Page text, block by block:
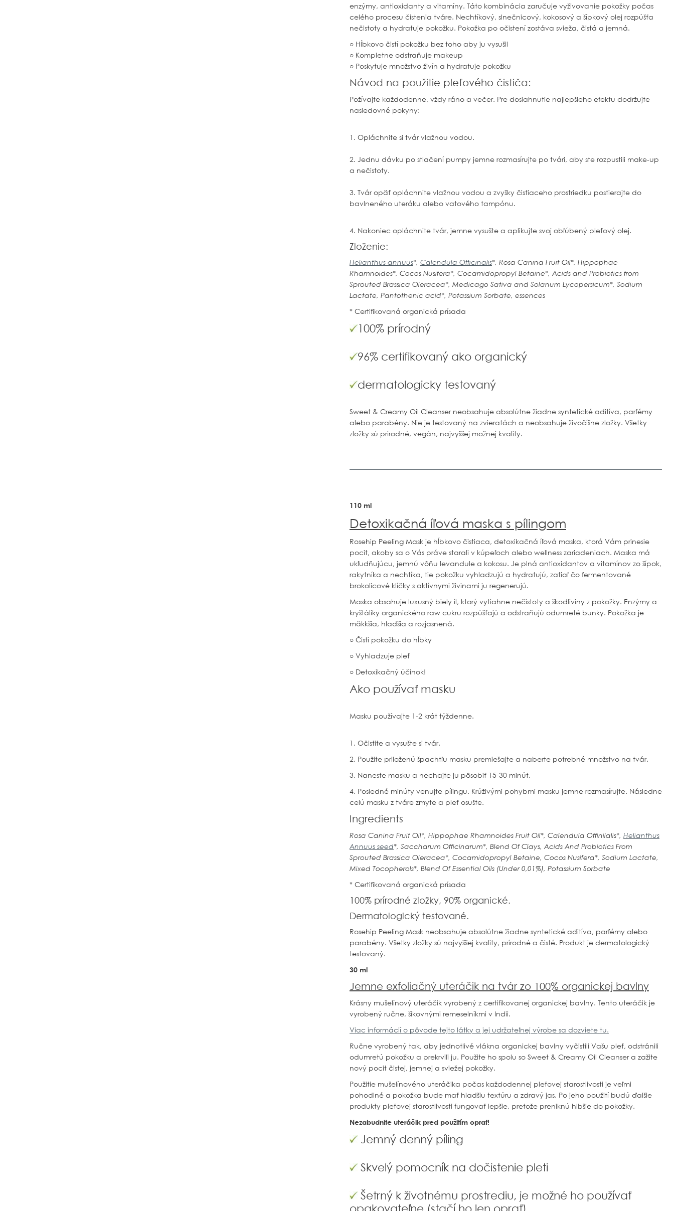
enzýmy, antioxidanty a vitamíny. Táto kombinácia zaručuje vyživovanie pokožky počas
celého procesu čistenia tváre. Nechtíkový, slnečnicový, kokosový a šípkový olej rozpúšťa
nečistoty a hydratuje pokožku. Pokožka po očistení zostáva svieža, čistá a jemná.
○ Hĺbkovo čistí pokožku bez toho aby ju vysušil
○ Kompletne odstraňuje makeup
○ Poskytuje množstvo živín a hydratuje pokožku
Návod na použitie pleťového čističa:
Požívajte každodenne, vždy ráno a večer. Pre dosiahnutie najlepšieho efektu dodržujte
nasledovné pokyny:
1. Opláchnite si tvár vlažnou vodou.
2. Jednu dávku po stlačení pumpy jemne rozmasírujte po tvári, aby ste rozpustili make-up
a nečistoty.
3. Tvár opäť opláchnite vlažnou vodou a zvyšky čistiaceho prostriedku postierajte do
bavlneného uteráku alebo vatového tampónu.
4. Nakoniec opláchnite tvár, jemne vysušte a aplikujte svoj obľúbený pleťový olej.
Zloženie:
Helianthus annuus*, Calendula Officinalis*, Rosa Canina Fruit Oil*, Hippophae
Rhamnoides*, Cocos Nusifera*, Cocamidopropyl Betaine*, Acids and Probiotics from
Sprouted Brassica Oleracea*, Medicago Sativa and Solanum Lycopersicum*, Sodium
Lactate, Pantothenic acid*, Potassium Sorbate, essences
* Certifikovaná organická prísada
100% prírodný
96% certifikovaný ako organický
dermatologicky testovaný
Sweet & Creamy Oil Cleanser neobsahuje absolútne žiadne syntetické aditíva, parfémy
alebo parabény. Nie je testovaný na zvieratách a neobsahuje živočíšne zložky. Všetky
zložky sú prírodné, vegán, najvyššej možnej kvality.
110 ml
Detoxikačná íľová maska s pílingom
Rosehip Peeling Mask je hĺbkovo čistiaca, detoxikačná íľová maska, ktorá Vám prinesie
pocit, akoby sa o Vás práve starali v kúpeľoch alebo wellness zariadeniach. Maska má
ukľudňujúcu, jemnú vôňu levandule a kokosu. Je plná antioxidantov a vitamínov zo šípok,
rakytníka a nechtíka, tie pokožku vyhladzujú a hydratujú, zatiaľ čo fermentované
brokolicové klíčky s aktívnymi živinami ju regenerujú.
Maska obsahuje luxusný biely íl, ktorý vytiahne nečistoty a škodliviny z pokožky. Enzýmy a
kryštáliky organického raw cukru rozpúšťajú a odstraňujú odumreté bunky. Pokožka je
mäkkšia, hladšia a rozjasnená.
○ Čistí pokožku do hĺbky
○ Vyhladzuje pleť
○ Detoxikačný účinok!
Ako používať masku
Masku používajte 1-2 krát týždenne.
1. Očistite a vysušte si tvár.
2. Použite priloženú špachtľu masku premiešajte a naberte potrebné množstvo na tvár.
3. Naneste masku a nechajte ju pôsobiť 15-30 minút.
4. Posledné minúty venujte pílingu. Krúživými pohybmi masku jemne rozmasírujte. Následne
celú masku z tváre zmyte a pleť osušte.
Ingredients
Rosa Canina Fruit Oil*, Hippophae Rhamnoides Fruit Oil*, Calendula Offinilalis*, Helianthus
Annuus seed*, Saccharum Officinarum*, Blend Of Clays, Acids And Probiotics From
Sprouted Brassica Oleracea*, Cocamidopropyl Betaine, Cocos Nusifera*, Sodium Lactate,
Mixed Tocopherols*, Blend Of Essential Oils (Under 0,01%), Potassium Sorbate
* Certifikovaná organická prísada
100% prírodné zložky, 90% organické.
Dermatologický testované.
Rosehip Peeling Mask neobsahuje absolútne žiadne syntetické aditíva, parfémy alebo
parabény. Všetky zložky sú najvyššej kvality, prírodné a čisté. Produkt je dermatologický
testovaný.
30 ml
Jemne exfoliačný uteráčik na tvár zo 100% organickej bavlny
Krásny mušelínový uteráčik vyrobený z certifikovanej organickej bavlny. Tento uteráčik je
vyrobený ručne, šikovnými remeselníkmi v Indii.
Viac informácií o pôvode tejto látky a jej udržateľnej výrobe sa dozviete tu.
Ručne vyrobený tak, aby jednotlivé vlákna organickej bavlny vyčistili Vašu pleť, odstránili
odumretú pokožku a prekrvili ju. Použite ho spolu so Sweet & Creamy Oil Cleanser a zažite
nový pocit čistej, jemnej a sviežej pokožky.
Použitie mušelínového uteráčika počas každodennej pleťovej starostlivosti je veľmi
pohodlné a pokožka bude mať hladšiu textúru a zdravý jas. Po jeho použití budú ďalšie
produkty pleťovej starostlivosti fungovať lepšie, pretože preniknú hlbšie do pokožky.
Nezabudnite uteráčik pred použitím oprať!
Jemný denný píling
Skvelý pomocník na dočistenie pleti
Šetrný k životnému prostrediu, je možné ho používať